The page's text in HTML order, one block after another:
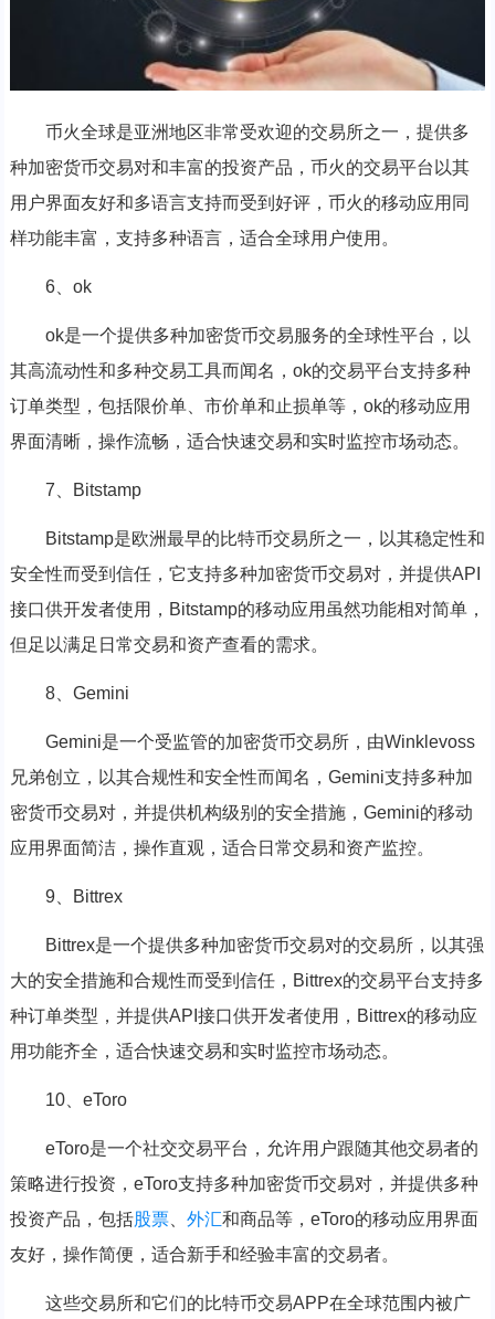
币火全球是亚洲地区非常受欢迎的交易所之一，提供多
种加密货币交易对和丰富的投资产品，币火的交易平台以其
用户界面友好和多语言支持而受到好评，币火的移动应用同
样功能丰富，支持多种语言，适合全球用户使用。
6、ok
ok是一个提供多种加密货币交易服务的全球性平台，以
其高流动性和多种交易工具而闻名，ok的交易平台支持多种
订单类型，包括限价单、市价单和止损单等，ok的移动应用
界面清晰，操作流畅，适合快速交易和实时监控市场动态。
7、Bitstamp
Bitstamp是欧洲最早的比特币交易所之一，以其稳定性和
安全性而受到信任，它支持多种加密货币交易对，并提供API
接口供开发者使用，Bitstamp的移动应用虽然功能相对简单，
但足以满足日常交易和资产查看的需求。
8、Gemini
Gemini是一个受监管的加密货币交易所，由Winklevoss
兄弟创立，以其合规性和安全性而闻名，Gemini支持多种加
密货币交易对，并提供机构级别的安全措施，Gemini的移动
应用界面简洁，操作直观，适合日常交易和资产监控。
9、Bittrex
Bittrex是一个提供多种加密货币交易对的交易所，以其强
大的安全措施和合规性而受到信任，Bittrex的交易平台支持多
种订单类型，并提供API接口供开发者使用，Bittrex的移动应
用功能齐全，适合快速交易和实时监控市场动态。
10、eToro
eToro是一个社交交易平台，允许用户跟随其他交易者的
策略进行投资，eToro支持多种加密货币交易对，并提供多种
投资产品，包括股票、 外汇和商品等，eToro的移动应用界面
友好，操作简便，适合新手和经验丰富的交易者。
这些交易所和它们的比特币交易APP在全球范围内被广